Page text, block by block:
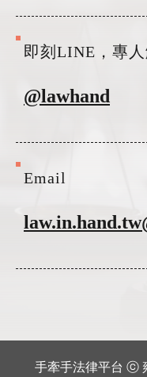
即刻LINE，專
@lawhand
Email
手牽手法律平台 ⓒ